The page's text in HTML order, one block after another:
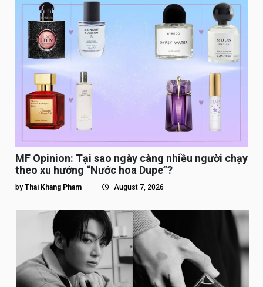
MF Opinion: Tại sao ngày càng nhiều người chạy
theo xu hướng “Nước hoa Dupe”?
by Thai Khang Pham August 7, 2026